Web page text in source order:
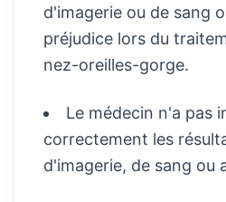
d'imagerie ou de sang
préjudice lors du
nez-oreilles-gorge.
Le médecin n'a pas
correctement les
d'imagerie, de sang ou